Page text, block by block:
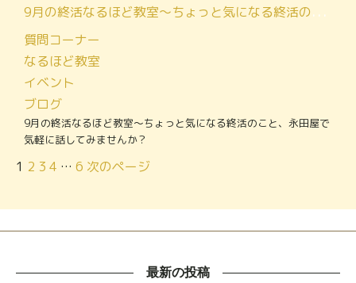
9月の終活なるほど教室～ちょっと気になる終活のこと、永田屋で気軽に話してみませんか？
質問コーナー
なるほど教室
イベント
ブログ
9月の終活なるほど教室～ちょっと気になる終活のこと、永田屋で
気軽に話してみませんか？
1 2 3 4 … 6 次のページ
最新の投稿